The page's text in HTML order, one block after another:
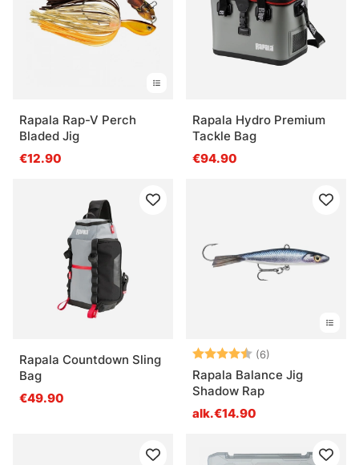
Rapala Rap-V Perch
Bladed Jig
€12.90
Rapala Hydro Premium
Tackle Bag
€94.90
Rapala Countdown Sling
Bag
€49.90
Arvio: (6)
Rapala Balance Jig
Shadow Rap
alk.€14.90